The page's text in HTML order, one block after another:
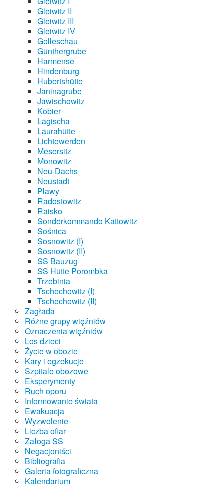
Gleiwitz II
Gleiwitz III
Gleiwitz IV
Golleschau
Günthergrube
Harmense
Hindenburg
Hubertshütte
Janinagrube
Jawischowitz
Kobier
Lagischa
Laurahütte
Lichtewerden
Mesersitz
Monowitz
Neu-Dachs
Neustadt
Plawy
Radostowitz
Raisko
Sonderkommando Kattowitz
Sośnica
Sosnowitz (I)
Sosnowitz (II)
SS Bauzug
SS Hütte Porombka
Trzebinia
Tschechowitz (I)
Tschechowitz (II)
Zagłada
Różne grupy więźniów
Oznaczenia więźniów
Los dzieci
Życie w obozie
Kary i egzekucje
Szpitale obozowe
Eksperymenty
Ruch oporu
Informowanie świata
Ewakuacja
Wyzwolenie
Liczba ofiar
Załoga SS
Negacjoniści
Bibliografia
Galeria fotograficzna
Kalendarium